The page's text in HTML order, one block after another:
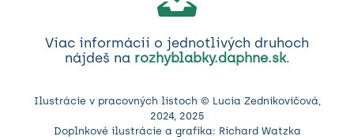
Viac informácií o jednotlivých druhoch
nájdeš na rozhyblabky.daphne.sk.
Ilustrácie v pracovných listoch © Lucia Zednikovičová,
2024, 2025
Doplnkové ilustrácie a grafika: Richard Watzka